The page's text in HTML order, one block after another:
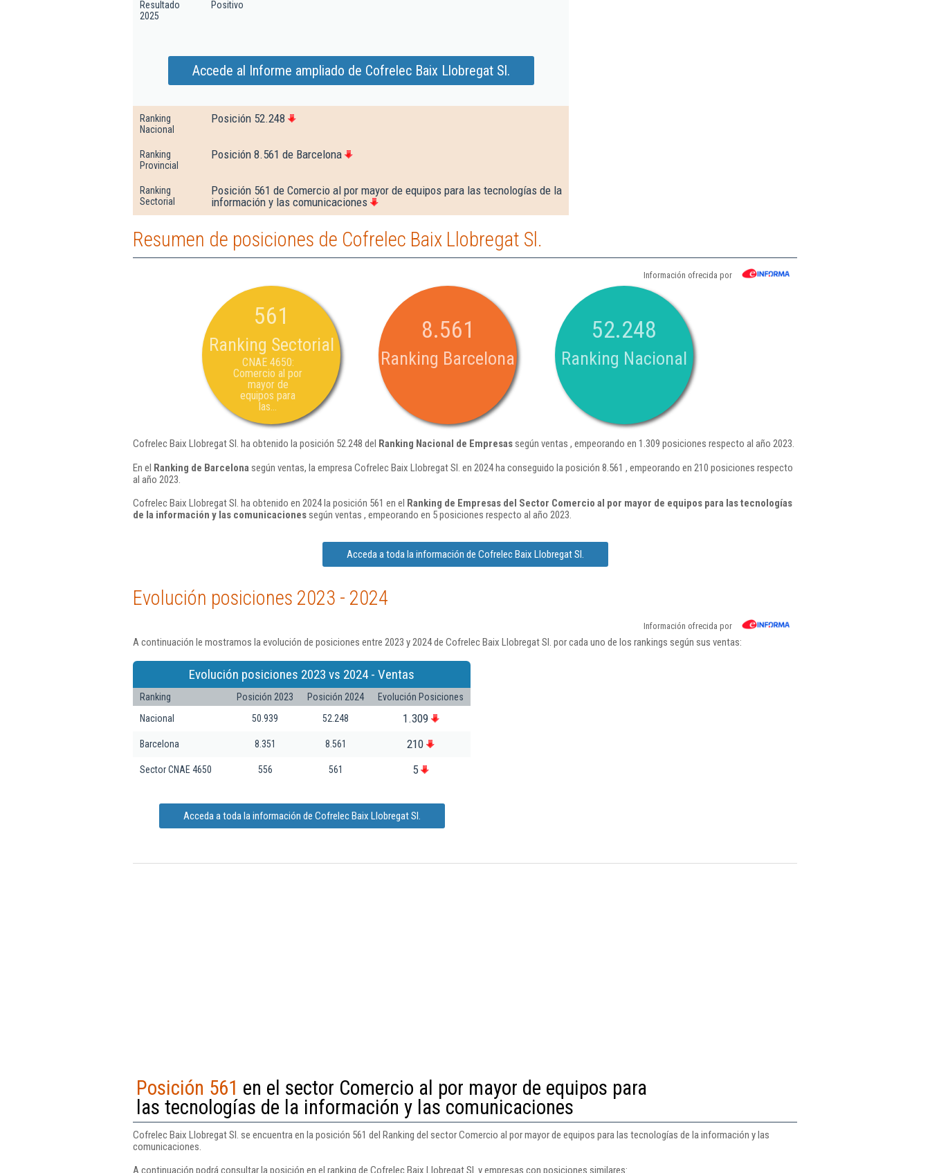
Resultado
2025
Positivo
Accede al Informe ampliado de Cofrelec Baix Llobregat Sl.
Ranking
Nacional
Posición 52.248
Ranking
Provincial
Posición 8.561 de Barcelona
Ranking
Sectorial
Posición 561 de Comercio al por mayor de equipos para las tecnologías de la
información y las comunicaciones
Resumen de posiciones de Cofrelec Baix Llobregat Sl.
Información ofrecida por
561
Ranking Sectorial
CNAE 4650:
Comercio al por
mayor de
equipos para
las...
8.561
Ranking Barcelona
52.248
Ranking Nacional
Cofrelec Baix Llobregat Sl. ha obtenido la posición 52.248 del Ranking Nacional de Empresassegún ventas , empeorando en 1.309 posiciones respecto al año 2023.
En el Ranking de Barcelona según ventas, la empresa Cofrelec Baix Llobregat Sl. en 2024 ha conseguido la posición 8.561 , empeorando en 210 posiciones respecto
al año 2023.
Cofrelec Baix Llobregat Sl. ha obtenido en 2024 la posición 561 en el Ranking de Empresas del Sector Comercio al por mayor de equipos para las tecnologías
de la información y las comunicacionessegún ventas , empeorando en 5 posiciones respecto al año 2023.
Acceda a toda la información de Cofrelec Baix Llobregat Sl.
Evolución posiciones 2023 - 2024
Información ofrecida por
A continuación le mostramos la evolución de posiciones entre 2023 y 2024 de Cofrelec Baix Llobregat Sl. por cada uno de los rankings según sus ventas:
Evolución posiciones 2023 vs 2024 - Ventas
Ranking Posición 2023 Posición 2024
Evolución Posiciones
Nacional
50.939 52.248 1.309
Barcelona 8.351 8.561 210
Sector CNAE 4650 556 561 5
Acceda a toda la información de Cofrelec Baix Llobregat Sl.
Posición 561 en el sector Comercio al por mayor de equipos para
las tecnologías de la información y las comunicaciones
Cofrelec Baix Llobregat Sl. se encuentra en la posición 561 del Ranking del sector Comercio al por mayor de equipos para las tecnologías de la información y las
comunicaciones.
A continuación podrá consultar la posición en el ranking de Cofrelec Baix Llobregat Sl. y empresas con posiciones similares: